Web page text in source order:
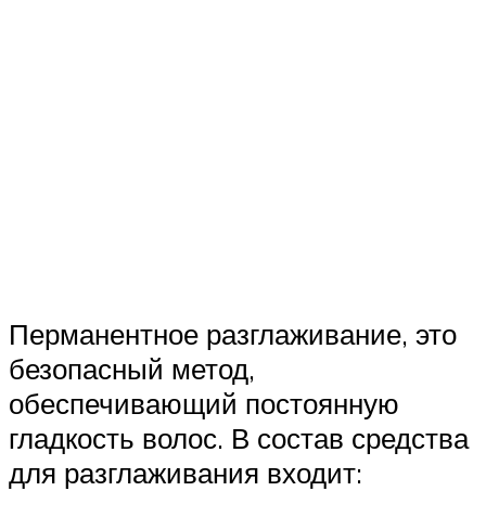
Перманентное разглаживание, это
безопасный метод,
обеспечивающий постоянную
гладкость волос. В состав средства
для разглаживания входит: